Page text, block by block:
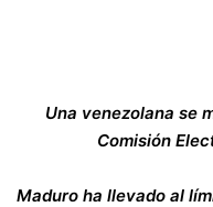
Una venezolana se
Comisión
Maduro ha llevado al